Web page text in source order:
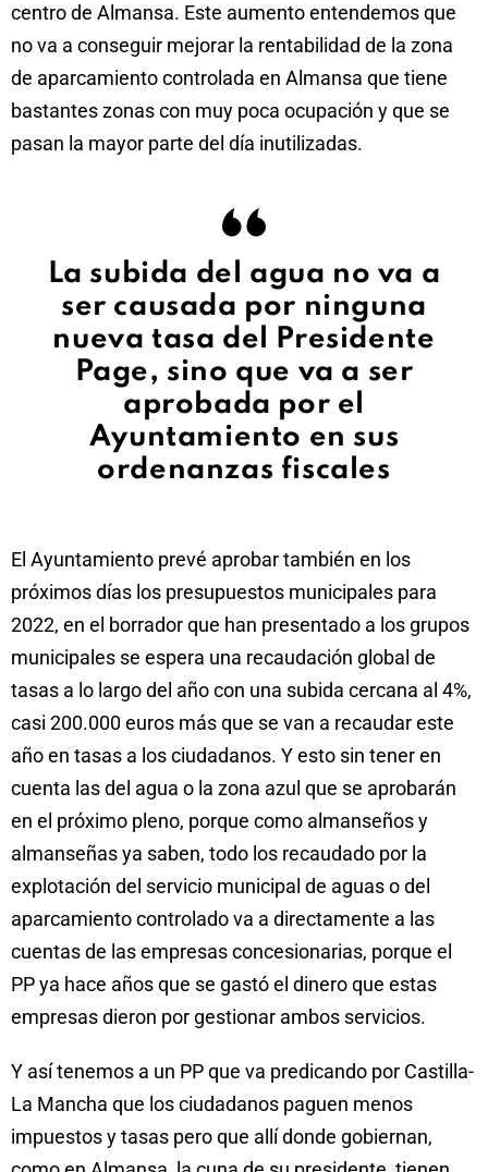
centro de Almansa. Este aumento entendemos que
no va a conseguir mejorar la rentabilidad de la zona
de aparcamiento controlada en Almansa que tiene
bastantes zonas con muy poca ocupación y que se
pasan la mayor parte del día inutilizadas.
La subida del agua no va a
ser causada por ninguna
nueva tasa del Presidente
Page, sino que va a ser
aprobada por el
Ayuntamiento en sus
ordenanzas fiscales
El Ayuntamiento prevé aprobar también en los
próximos días los presupuestos municipales para
2022, en el borrador que han presentado a los grupos
municipales se espera una recaudación global de
tasas a lo largo del año con una subida cercana al 4%,
casi 200.000 euros más que se van a recaudar este
año en tasas a los ciudadanos. Y esto sin tener en
cuenta las del agua o la zona azul que se aprobarán
en el próximo pleno, porque como almanseños y
almanseñas ya saben, todo los recaudado por la
explotación del servicio municipal de aguas o del
aparcamiento controlado va a directamente a las
cuentas de las empresas concesionarias, porque el
PP ya hace años que se gastó el dinero que estas
empresas dieron por gestionar ambos servicios.
Y así tenemos a un PP que va predicando por Castilla-
La Mancha que los ciudadanos paguen menos
impuestos y tasas pero que allí donde gobiernan,